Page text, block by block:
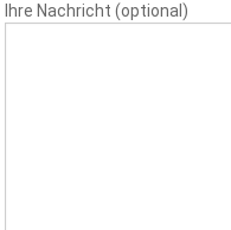
Ihre Nachricht (optional)